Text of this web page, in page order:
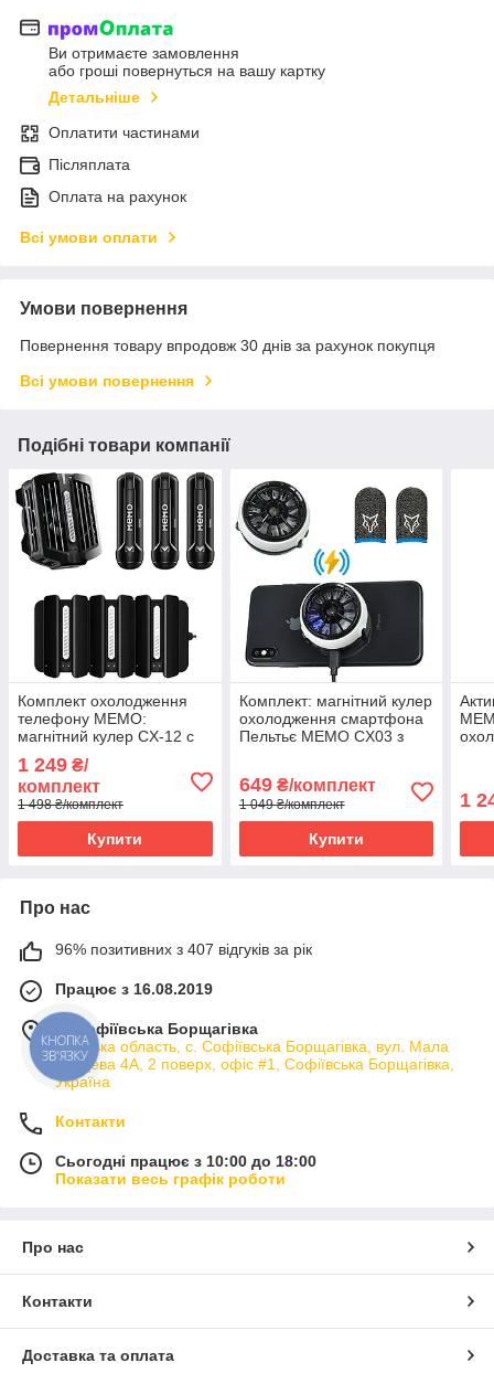
Ви отримаєте замовлення
або гроші повернуться на вашу картку
Детальніше
Оплатити частинами
Післяплата
Оплата на рахунок
Всі умови оплати
Умови повернення
Повернення товару впродовж 30 днів за рахунок покупця
Всі умови повернення
Подібні товари компанії
Комплект охолодження
телефону MEMO:
магнітний кулер CX-12 c
АКБ 2000мАч + зарядна
станція
1 249 ₴/
комплект
1 498 ₴/комплект
Купити
Комплект: магнітний кулер
охолодження смартфона
Пельтьє MEMO CX03 з
649₴/комплект
1 049 ₴/комплект
Купити
1
Про нас
96% позитивних з 407 відгуків за рік
Працює з 16.08.2019
м. Софіївська Борщагівка
Київська область, с. Софіївська Борщагівка, вул. Мала
кільцева 4А, 2 поверх, офіс #1, Софіївська Борщагівка,
Україна
Контакти
Сьогодні працює з 10:00 до 18:00
Показати весь графік роботи
Про нас
Контакти
Доставка та оплата
КНОПКА
ЗВ'ЯЗКУ